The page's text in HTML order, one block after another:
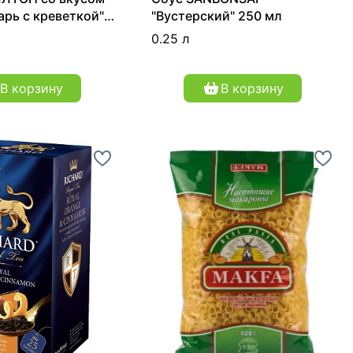
с креветкой"
В корзину
"Вустерский" 250 мл
0.25 л
В корзину